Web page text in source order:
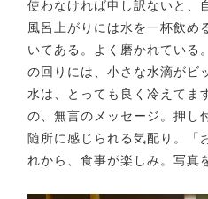
使わなければ申し訳ないと、
風呂上がりには水を一杯飲め
いてある。よく磨かれている
の回りには、小さな水滴がビ
水は、とっても良く冷えてま
の、無言のメッセージ。押し
随所に感じられる気配り。「
れから、食事が楽しみ。写真